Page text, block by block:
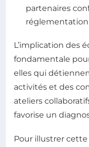
partenaires
L’implication des
fondamentale
elles qui
activités et des
ateliers
favorise un
Pour illustrer cette